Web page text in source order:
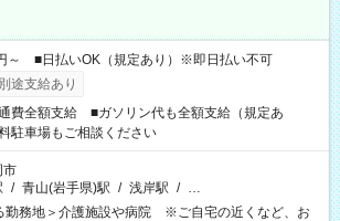
～ ■日払いOK（規定あり）※即日払い不可
途支給あり
費全額支給 ■ガソリン代も全額支給（規定あ
駐車場もご相談ください
市
/ 青山(岩手県)駅 / 浅岸駅 / …
勤務地＞介護施設や病院 ※ご自宅の近くなど、お